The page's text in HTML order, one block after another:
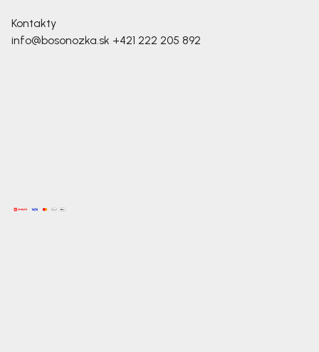
Kontakty
info@bosonozka.sk +421 222 205 892